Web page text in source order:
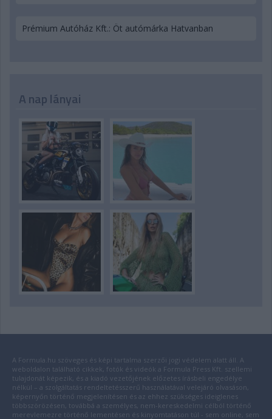
Prémium Autóház Kft.: Öt autómárka Hatvanban
A nap lányai
A Formula.hu szöveges és képi tartalma szerzői jogi védelem alatt áll. A
weboldalon található cikkek, fotók és videók a Formula Press Kft. szellemi
tulajdonát képezik, és a kiadó vezetőjének előzetes írásbeli engedélye
nélkül – a szolgáltatás rendeltetésszerű használatával velejáró olvasáson,
képernyőn történő megjelenítésen és az ehhez szükséges ideiglenes
többszörözésen, továbbá a személyes, nem-kereskedelmi célból történő
merevlemezre történő lementésen és kinyomtatáson túl - sem online, sem